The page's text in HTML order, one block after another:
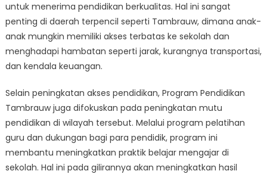
untuk menerima pendidikan berkualitas. Hal ini sangat
penting di daerah terpencil seperti Tambrauw, dimana anak-
anak mungkin memiliki akses terbatas ke sekolah dan
menghadapi hambatan seperti jarak, kurangnya transportasi,
dan kendala keuangan.
Selain peningkatan akses pendidikan, Program Pendidikan
Tambrauw juga difokuskan pada peningkatan mutu
pendidikan di wilayah tersebut. Melalui program pelatihan
guru dan dukungan bagi para pendidik, program ini
membantu meningkatkan praktik belajar mengajar di
sekolah. Hal ini pada gilirannya akan meningkatkan hasil